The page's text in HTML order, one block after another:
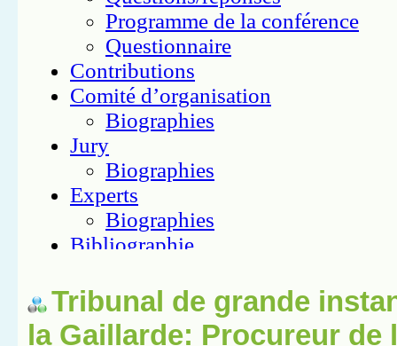
Tribunal de grande
la Gaillarde: Procureur de